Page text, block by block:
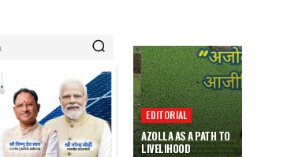
EDITORIAL
AZOLLA AS A PATH TO
LIVELIHOOD